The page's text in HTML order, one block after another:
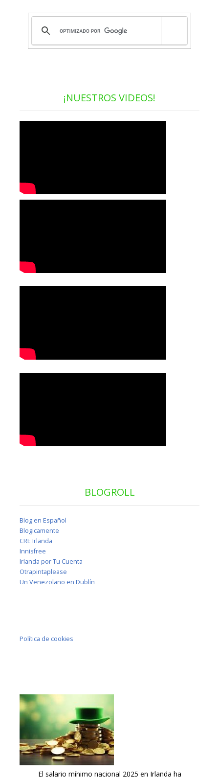
¡NUESTROS VIDEOS!
BLOGROLL
Blog en Español
Blogicamente
CRE Irlanda
Innisfree
Irlanda por Tu Cuenta
Otrapintaplease
Un Venezolano en Dublín
Política de cookies
El salario mínimo nacional 2025 en Irlanda ha